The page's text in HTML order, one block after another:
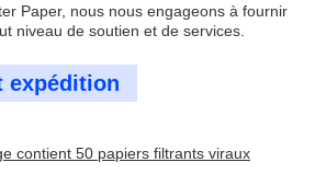
Paper, nous nous engageons à fournir
niveau de soutien et de services.
expédition
contient 50 papiers filtrants viraux